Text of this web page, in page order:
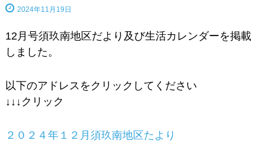
2024年11月19日
12月号須玖南地区だより及び生活カレンダーを掲載
しました。
以下のアドレスをクリックしてください
↓↓↓クリック
２０２４年１２月須玖南地区たより